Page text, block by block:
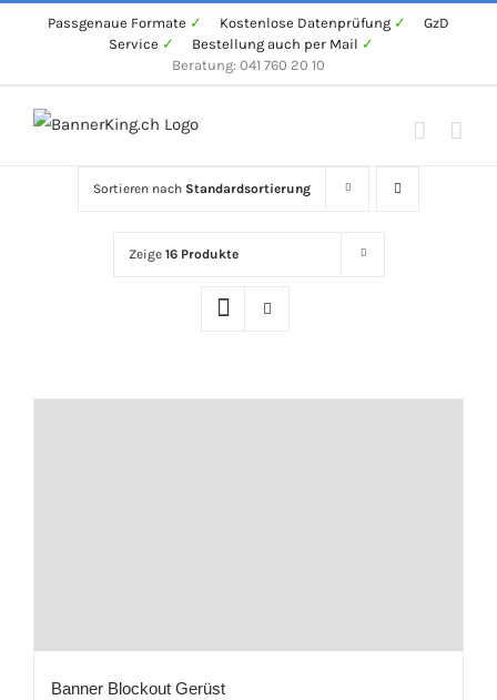
Passgenaue Formate ✓ Kostenlose Datenprüfung ✓
GzD
Service ✓ Bestellung auch per Mail ✓
Beratung: 041 760 20 10
Sortieren nach Standardsortierung
Zeige 16 Produkte
Banner Blockout Gerüst